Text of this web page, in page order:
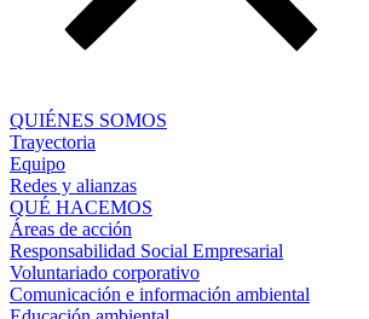
QUIÉNES SOMOS
Trayectoria
Equipo
Redes y alianzas
QUÉ HACEMOS
Áreas de acción
Responsabilidad Social Empresarial
Voluntariado corporativo
Comunicación e información ambiental